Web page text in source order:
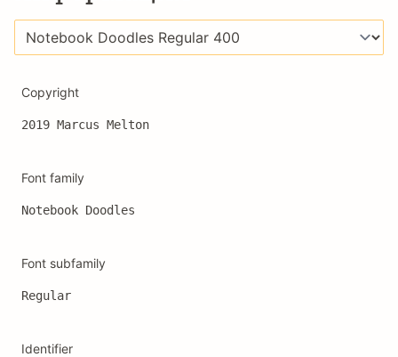
Copyright
2019 Marcus Melton
Font family
Notebook Doodles
Font subfamily
Regular
Identifier